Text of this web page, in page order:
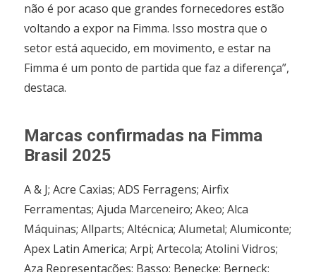
não é por acaso que grandes fornecedores estão
voltando a expor na Fimma. Isso mostra que o
setor está aquecido, em movimento, e estar na
Fimma é um ponto de partida que faz a diferença”,
destaca.
Marcas confirmadas na Fimma
Brasil 2025
A & J; Acre Caxias; ADS Ferragens; Airfix
Ferramentas; Ajuda Marceneiro; Akeo; Alca
Máquinas; Allparts; Altécnica; Alumetal; Alumiconte;
Apex Latin America; Arpi; Artecola; Atolini Vidros;
Aza Representações; Basso; Benecke; Berneck;